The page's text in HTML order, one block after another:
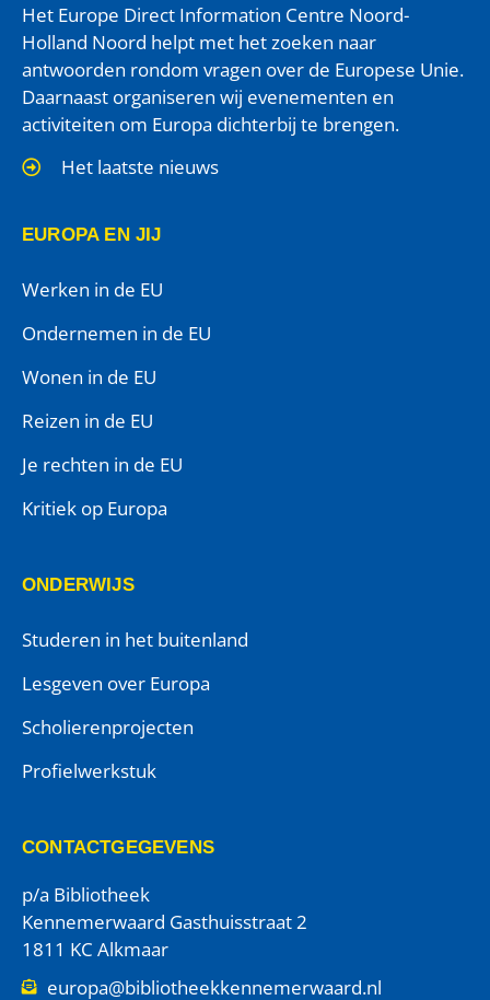
Het Europe Direct Information Centre Noord-
Holland Noord helpt met het zoeken naar
antwoorden rondom vragen over de Europese Unie.
Daarnaast organiseren wij evenementen en
activiteiten om Europa dichterbij te brengen.
Het laatste nieuws
EUROPA EN JIJ
Werken in de EU
Ondernemen in de EU
Wonen in de EU
Reizen in de EU
Je rechten in de EU
Kritiek op Europa
ONDERWIJS
Studeren in het buitenland
Lesgeven over Europa
Scholierenprojecten
Profielwerkstuk
CONTACTGEGEVENS
p/a Bibliotheek
Kennemerwaard Gasthuisstraat 2
1811 KC Alkmaar
europa@bibliotheekkennemerwaard.nl